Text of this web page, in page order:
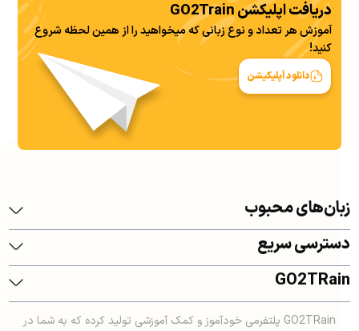
دریافت اپلیکشن GO2Train
آموزش هر تعداد و نوع زبانی که میخواهید را از همین لحظه شروع
کنید!
دانلود اَپلیکیشن
زبان‌های محبوب
دسترسی سریع
GO2TRain
GO2TRain پلتفرمی خودآموز و کمک آموزشی تولید کرده که به شما در